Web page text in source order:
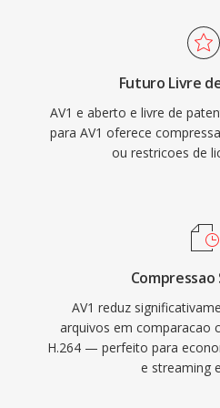
armazenamento limitado.
se expandiu rapidamente
móveis, GPUs é smart
preocupações iniciais
computacionais durante a
têm sido amplamente
reprodução baseada na
importante para padrões
distribuição acessível de
Futuro Livre
AV1 e aberto e livre de
para AV1 oferece
ou restricoes de
AV1 reduz
arquivos em comparacao
H.264 — perfeito para
e streaming